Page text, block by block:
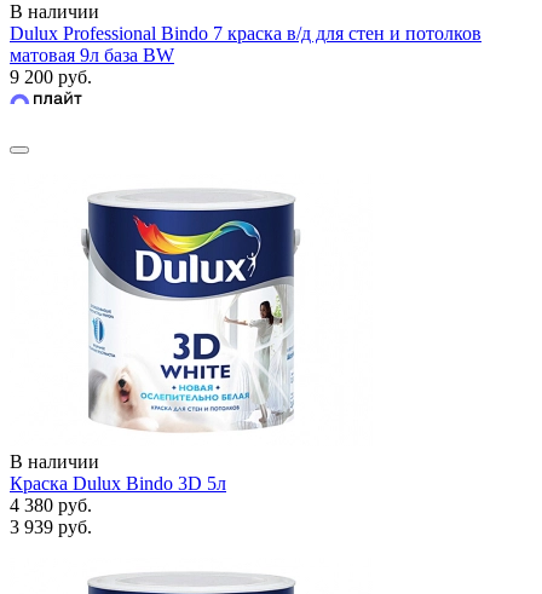
В наличии
Dulux Professional Bindo 7 краска в/д для стен и потолков
матовая 9л база BW
9 200 руб.
В наличии
Краска Dulux Bindo 3D 5л
4 380 руб.
3 939 руб.